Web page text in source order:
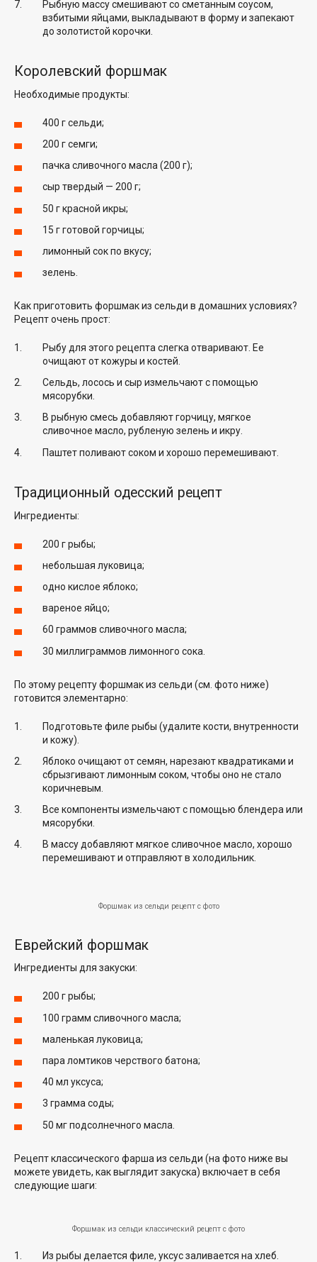
Рыбную массу смешивают со сметанным соусом,
взбитыми яйцами, выкладывают в форму и запекают
до золотистой корочки.
Королевский форшмак
Необходимые продукты:
400 г сельди;
200 г семги;
пачка сливочного масла (200 г);
сыр твердый — 200 г;
50 г красной икры;
15 г готовой горчицы;
лимонный сок по вкусу;
зелень.
Как приготовить форшмак из сельди в домашних условиях?
Рецепт очень прост:
Рыбу для этого рецепта слегка отваривают. Ее
очищают от кожуры и костей.
Сельдь, лосось и сыр измельчают с помощью
мясорубки.
В рыбную смесь добавляют горчицу, мягкое
сливочное масло, рубленую зелень и икру.
Паштет поливают соком и хорошо перемешивают.
Традиционный одесский рецепт
Ингредиенты:
200 г рыбы;
небольшая луковица;
одно кислое яблоко;
вареное яйцо;
60 граммов сливочного масла;
30 миллиграммов лимонного сока.
По этому рецепту форшмак из сельди (см. фото ниже)
готовится элементарно:
Подготовьте филе рыбы (удалите кости, внутренности
и кожу).
Яблоко очищают от семян, нарезают квадратиками и
сбрызгивают лимонным соком, чтобы оно не стало
коричневым.
Все компоненты измельчают с помощью блендера или
мясорубки.
В массу добавляют мягкое сливочное масло, хорошо
перемешивают и отправляют в холодильник.
Форшмак из сельди рецепт с фото
Еврейский форшмак
Ингредиенты для закуски:
200 г рыбы;
100 грамм сливочного масла;
маленькая луковица;
пара ломтиков черствого батона;
40 мл уксуса;
3 грамма соды;
50 мг подсолнечного масла.
Рецепт классического фарша из сельди (на фото ниже вы
можете увидеть, как выглядит закуска) включает в себя
следующие шаги:
Форшмак из сельди классический рецепт с фото
Из рыбы делается филе, уксус заливается на хлеб.